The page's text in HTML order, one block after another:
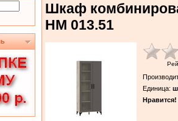
Шкаф
НМ 013.51
Единица:
Нравится!